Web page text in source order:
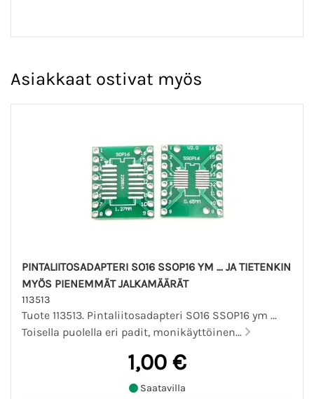
Asiakkaat ostivat myös
PINTALIITOSADAPTERI SO16 SSOP16 YM ... JA TIETENKIN
MYÖS PIENEMMÄT JALKAMÄÄRÄT
113513
Tuote 113513. Pintaliitosadapteri SO16 SSOP16 ym ...
Toisella puolella eri padit, monikäyttöinen...
1,00 €
Saatavilla